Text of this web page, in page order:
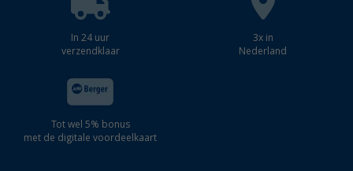
In 24 uur
verzendklaar
3x in
Nederland
Tot wel 5% bonus
met de digitale voordeelkaart